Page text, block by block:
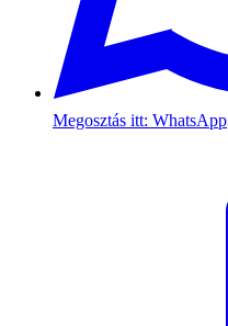
Megosztás itt: WhatsApp